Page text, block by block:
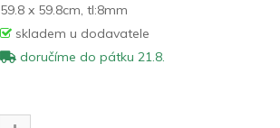
59.8 x 59.8cm, tl:8mm
skladem u dodavatele
doručíme do pátku 21.8.